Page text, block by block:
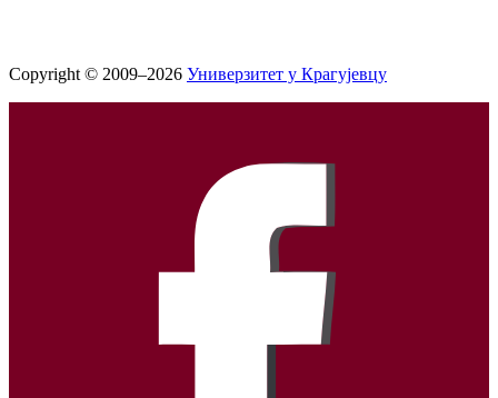
Copyright © 2009–2026 Универзитет у Крагујевцу